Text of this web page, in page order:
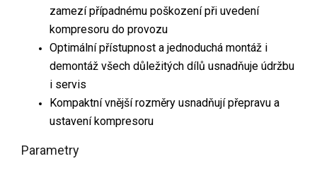
zamezí případnému poškození při uvedení
kompresoru do provozu
Optimální přístupnost a jednoduchá montáž i
demontáž všech důležitých dílů usnadňuje údržbu
i servis
Kompaktní vnější rozměry usnadňují přepravu a
ustavení kompresoru
Parametry